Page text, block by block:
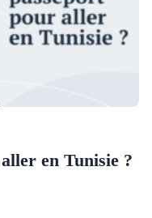
en Tunisie ?